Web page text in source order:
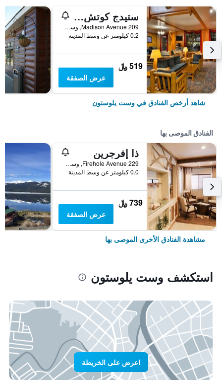
ستيدج كوتش إن
209 Madison Avenue, وست يلوستون, MT, الولايات المتحدة الأميريكية
0.2 كيلومتر عن وسط المدينة
519 ﷼
عرض الصفقة
شاهد أرخص الفنادق في وست يلوستون
الفنادق الموصى بها
ذا إفرجرين
229 Firehole Avenue, وست يلوستون, MT, الولايات المتحدة الأميريكية
0.0 كيلومتر عن وسط المدينة
739 ﷼
عرض الصفقة
مشاهدة الفنادق الأخرى الموصى بها
استكشف وست يلوستون
اعرض على الخريطة